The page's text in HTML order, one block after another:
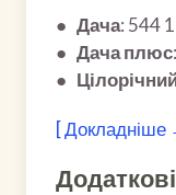
● Дача: 544
● Дачаплюс
●
[ Докладніше
Додаткові